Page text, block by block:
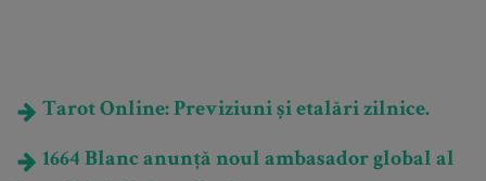
Tarot Online: Previziuni și etalări zilnice.
1664 Blanc anunță noul ambasador global al